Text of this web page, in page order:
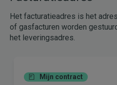
Het facturatieadres is het
of gasfacturen worden
het leveringsadres.
Mijn contract